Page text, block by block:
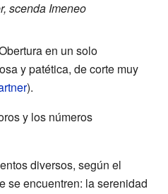
scenda Imeneo
en un solo
y patética, de corte muy
).
y los números
diversos, según el
se encuentren: la serenidad